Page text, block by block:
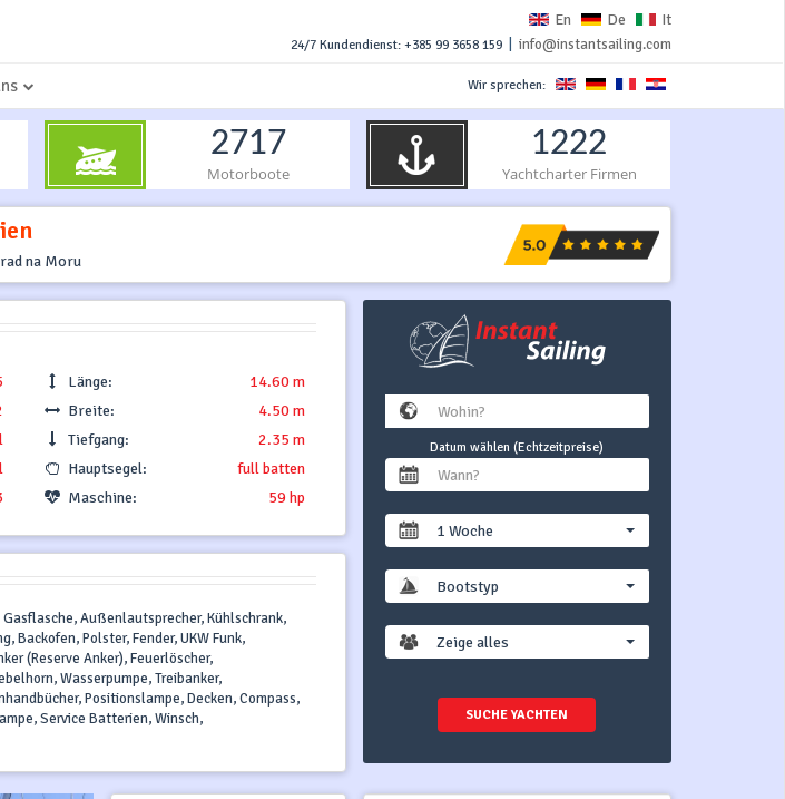
En De It
24/7 Kundendienst: +385 99 3658 159 info@instantsailing.com
Wir sprechen:
2717
Motorboote
1222
Yachtcharter Firmen
na Moru
Länge:
14.60 m
Breite:
4.50 m
Tiefgang:
2.35 m
Hauptsegel:
full batten
Maschine:
59 hp
Außenlautsprecher, Kühlschrank,
Backofen, Polster, Fender, UKW Funk,
(Reserve Anker), Feuerlöscher,
Wasserpumpe, Treibanker,
Positionslampe, Decken, Compass,
Service Batterien, Winsch,
Datum wählen (Echtzeitpreise)
1 Woche
Bootstyp
Zeige alles
SUCHE YACHTEN